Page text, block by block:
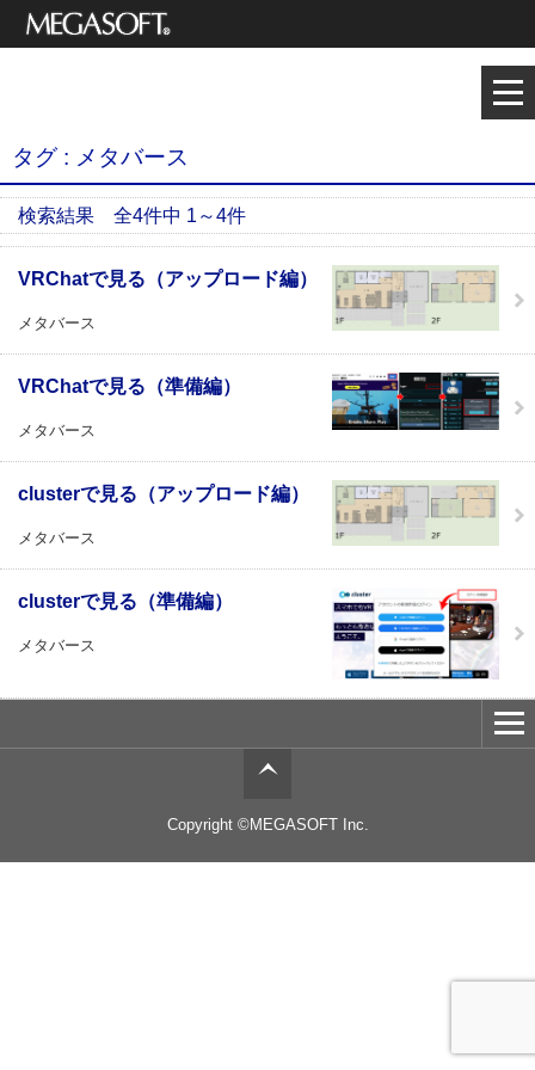
タグ : メタバース
検索結果 全4件中 1～4件
VRChatで見る（アップロード編）
メタバース
VRChatで見る（準備編）
メタバース
clusterで見る（アップロード編）
メタバース
clusterで見る（準備編）
メタバース
Copyright ©MEGASOFT Inc.